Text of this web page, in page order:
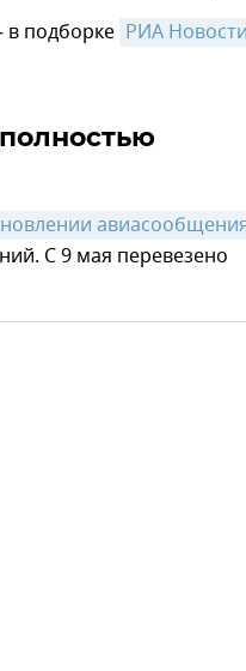
в подборке РИА Новости
С 9 мая перевезено